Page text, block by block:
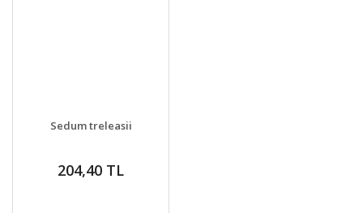
DETAYLAR
VER
Sedum treleasii
204,40 TL